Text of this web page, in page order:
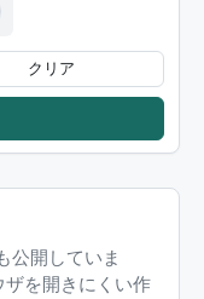
クリア
公開していま
を開きにくい作